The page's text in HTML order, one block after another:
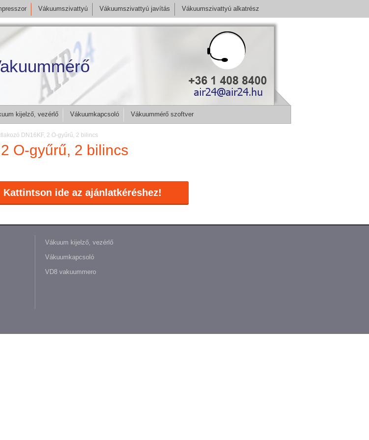
Vákuumszivattyú Vákuumszivattyú javítás Vákuumszivattyú alkatrész
kijelző, vezérlő Vákuumkapcsoló Vákuummérő szoftver
DN16KF, 2 O-gyűrű, 2 bilincs
O-gyűrű, 2 bilincs
Kattintson ide az ajánlatkéréshez!
Vákuum kijelző, vezérlő
Vákuumkapcsoló
VD8 vakuummero